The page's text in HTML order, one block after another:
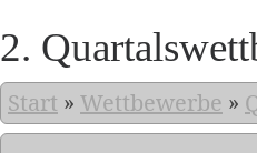
2.
Start » Wettbewerbe »